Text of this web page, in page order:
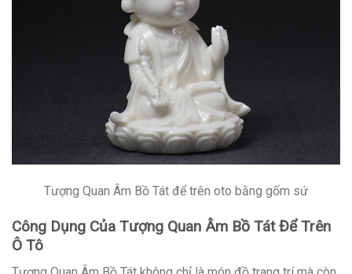
Tượng Quan Âm Bồ Tát để trên oto bằng gốm sứ
Công Dụng Của Tượng Quan Âm Bồ Tát Để Trên
Ô Tô